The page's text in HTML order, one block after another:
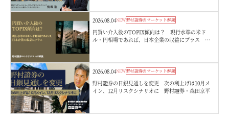
2026.08.04NEW野村證券のマーケット解説
円買い介入後のTOPIX傾向は？ 現行水準の米ド
ル・円相場であれば、日本企業の収益にプラス 野
2026.08.04NEW野村證券のマーケット解説
野村證券の日銀見通しを変更 次の利上げは10月メ
イン、12月リスクシナリオに 野村證券・森田京平